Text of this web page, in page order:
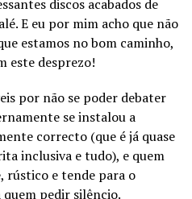
discos acabados de
E eu por mim acho que não
estamos no bom caminho,
este desprezo!
por não se poder debater
se instalou a
correcto (que é já quase
inclusiva e tudo), e quem
rústico e tende para o
pedir silêncio.